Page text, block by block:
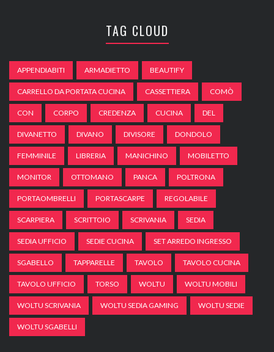
TAG CLOUD
APPENDIABITI ARMADIETTO BEAUTIFY
CARRELLO DA PORTATA CUCINA CASSETTIERA COMÒ
CON CORPO CREDENZA CUCINA DEL
DIVANETTO DIVANO DIVISORE DONDOLO
FEMMINILE LIBRERIA MANICHINO MOBILETTO
MONITOR OTTOMANO PANCA POLTRONA
PORTAOMBRELLI PORTASCARPE REGOLABILE
SCARPIERA SCRITTOIO SCRIVANIA SEDIA
SEDIA UFFICIO SEDIE CUCINA SET ARREDO INGRESSO
SGABELLO TAPPARELLE TAVOLO TAVOLO CUCINA
TAVOLO UFFICIO TORSO WOLTU WOLTU MOBILI
WOLTU SCRIVANIA WOLTU SEDIA GAMING WOLTU SEDIE
WOLTU SGABELLI